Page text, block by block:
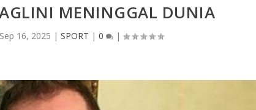
MENINGGAL DUNIA
Sep 16, 2025 | SPORT | 0 |